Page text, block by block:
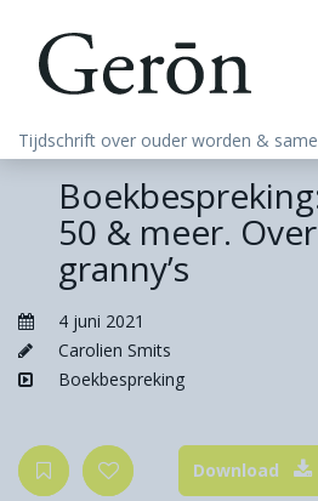
Tijdschrift over ouder worden &
50 & meer.
granny’s
4 juni 2021
Carolien Smits
Boekbespreking
Download